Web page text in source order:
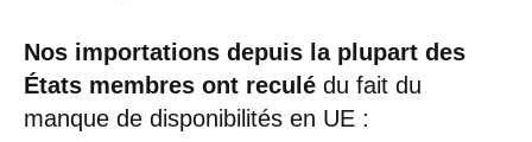
Nos importations depuis la plupart des
États membres ont reculé du fait du
manque de disponibilités en UE :